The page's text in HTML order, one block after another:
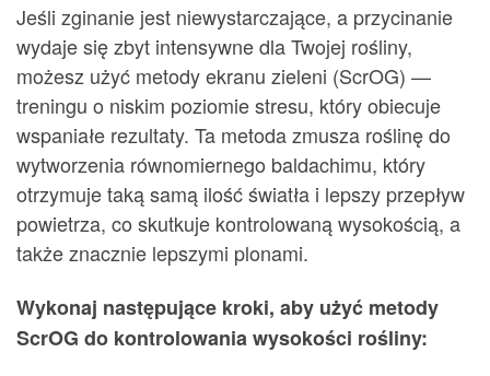
Jeśli zginanie jest niewystarczające, a przycinanie
wydaje się zbyt intensywne dla Twojej rośliny,
możesz użyć metody ekranu zieleni (ScrOG) —
treningu o niskim poziomie stresu, który obiecuje
wspaniałe rezultaty. Ta metoda zmusza roślinę do
wytworzenia równomiernego baldachimu, który
otrzymuje taką samą ilość światła i lepszy przepływ
powietrza, co skutkuje kontrolowaną wysokością, a
także znacznie lepszymi plonami.
Wykonaj następujące kroki, aby użyć metody
ScrOG do kontrolowania wysokości rośliny: